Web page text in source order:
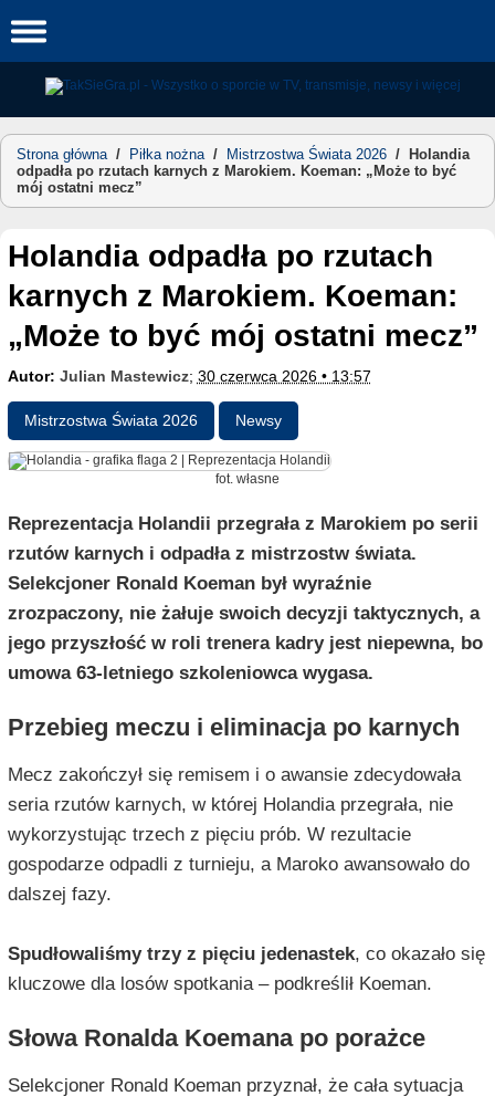
to
Strona główna/ Piłka nożna/ Mistrzostwa Świata 2026 /
Holandia
odpadła po rzutach karnych z Marokiem. Koeman: „Może to być
mój ostatni mecz”
Holandia odpadła po rzutach
karnych z Marokiem. Koeman:
„Może to być mój ostatni mecz”
Autor: Julian Mastewicz; 30 czerwca 2026 • 13:57
Mistrzostwa Świata 2026 Newsy
fot. własne
Reprezentacja Holandii przegrała z Marokiem po serii
rzutów karnych i odpadła z mistrzostw świata.
Selekcjoner Ronald Koeman był wyraźnie
zrozpaczony, nie żałuje swoich decyzji taktycznych, a
jego przyszłość w roli trenera kadry jest niepewna, bo
umowa 63-letniego szkoleniowca wygasa.
Przebieg meczu i eliminacja po karnych
Mecz zakończył się remisem i o awansie zdecydowała
seria rzutów karnych, w której Holandia przegrała, nie
wykorzystując trzech z pięciu prób. W rezultacie
gospodarze odpadli z turnieju, a Maroko awansowało do
dalszej fazy.
Spudłowaliśmy trzy z pięciu jedenastek, co okazało się
kluczowe dla losów spotkania – podkreślił Koeman.
Słowa Ronalda Koemana po porażce
Selekcjoner Ronald Koeman przyznał, że cała sytuacja